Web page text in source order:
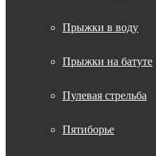
Прыжки в воду
Прыжки на батуте
Пулевая стрельба
Пятиборье